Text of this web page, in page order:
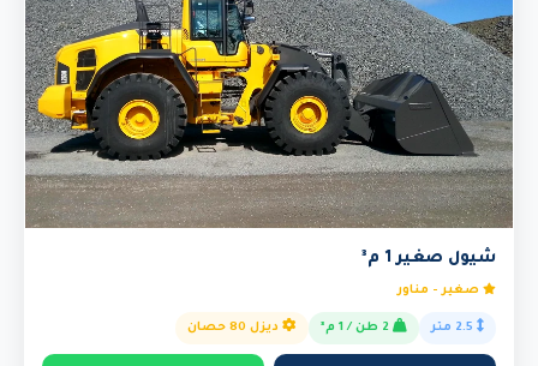
شيول صغير 1 م³
صغير - مناور
ديزل 80 حصان